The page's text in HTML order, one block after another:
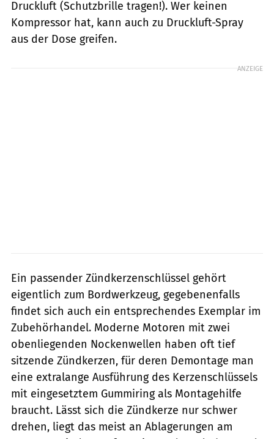
Druckluft (Schutzbrille tragen!). Wer keinen
Kompressor hat, kann auch zu Druckluft-Spray
aus der Dose greifen.
ANZEIGE
Ein passender Zündkerzenschlüssel gehört
eigentlich zum Bordwerkzeug, gegebenenfalls
findet sich auch ein entsprechendes Exemplar im
Zubehörhandel. Moderne Motoren mit zwei
obenliegenden Nockenwellen haben oft tief
sitzende Zündkerzen, für deren Demontage man
eine extralange Ausführung des Kerzenschlüssels
mit eingesetztem Gummiring als Montagehilfe
braucht. Lässt sich die Zündkerze nur schwer
drehen, liegt das meist an Ablagerungen am